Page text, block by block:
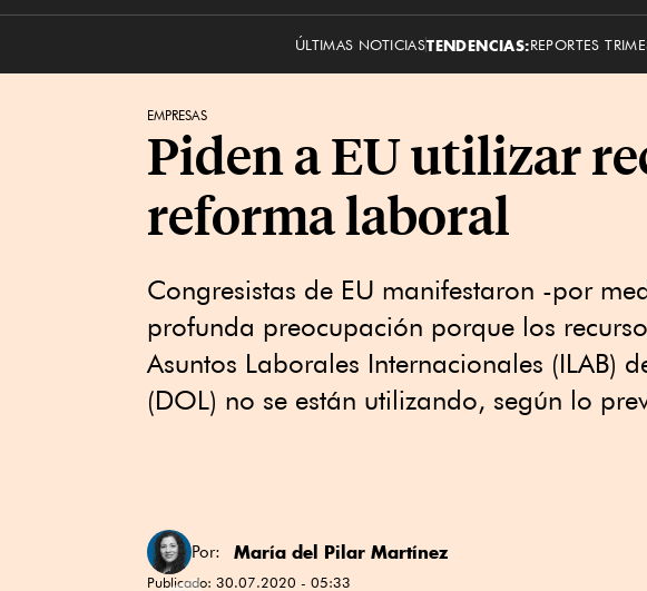
ÚLTIMAS NOTICIASTENDENCIAS:REPORTES
EMPRESAS
Piden a EU utilizar
reforma laboral
Congresistas de EU manifestaron -por
profunda preocupación porque los
Asuntos Laborales Internacionales (ILAB)
(DOL) no se están utilizando, según lo
Por: María del Pilar Martínez
Publicado: 30.07.2020 - 05:33